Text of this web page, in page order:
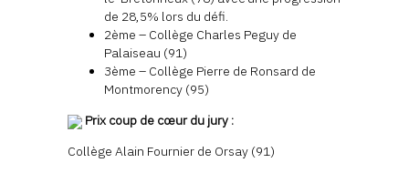
de 28,5% lors du défi.
2ème – Collège Charles Peguy de
Palaiseau (91)
3ème – Collège Pierre de Ronsard de
Montmorency (95)
Prix coup de cœur du jury :
Collège Alain Fournier de Orsay (91)